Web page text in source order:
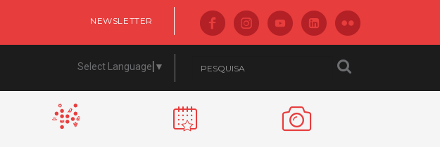
NEWSLETTER
Select Language ▼